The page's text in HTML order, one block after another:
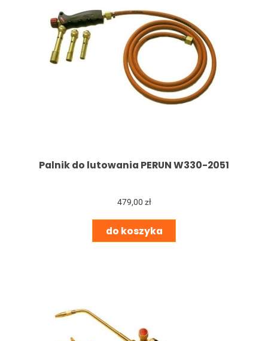
Palnik do lutowania PERUN W330-2051
479,00 zł
do koszyka